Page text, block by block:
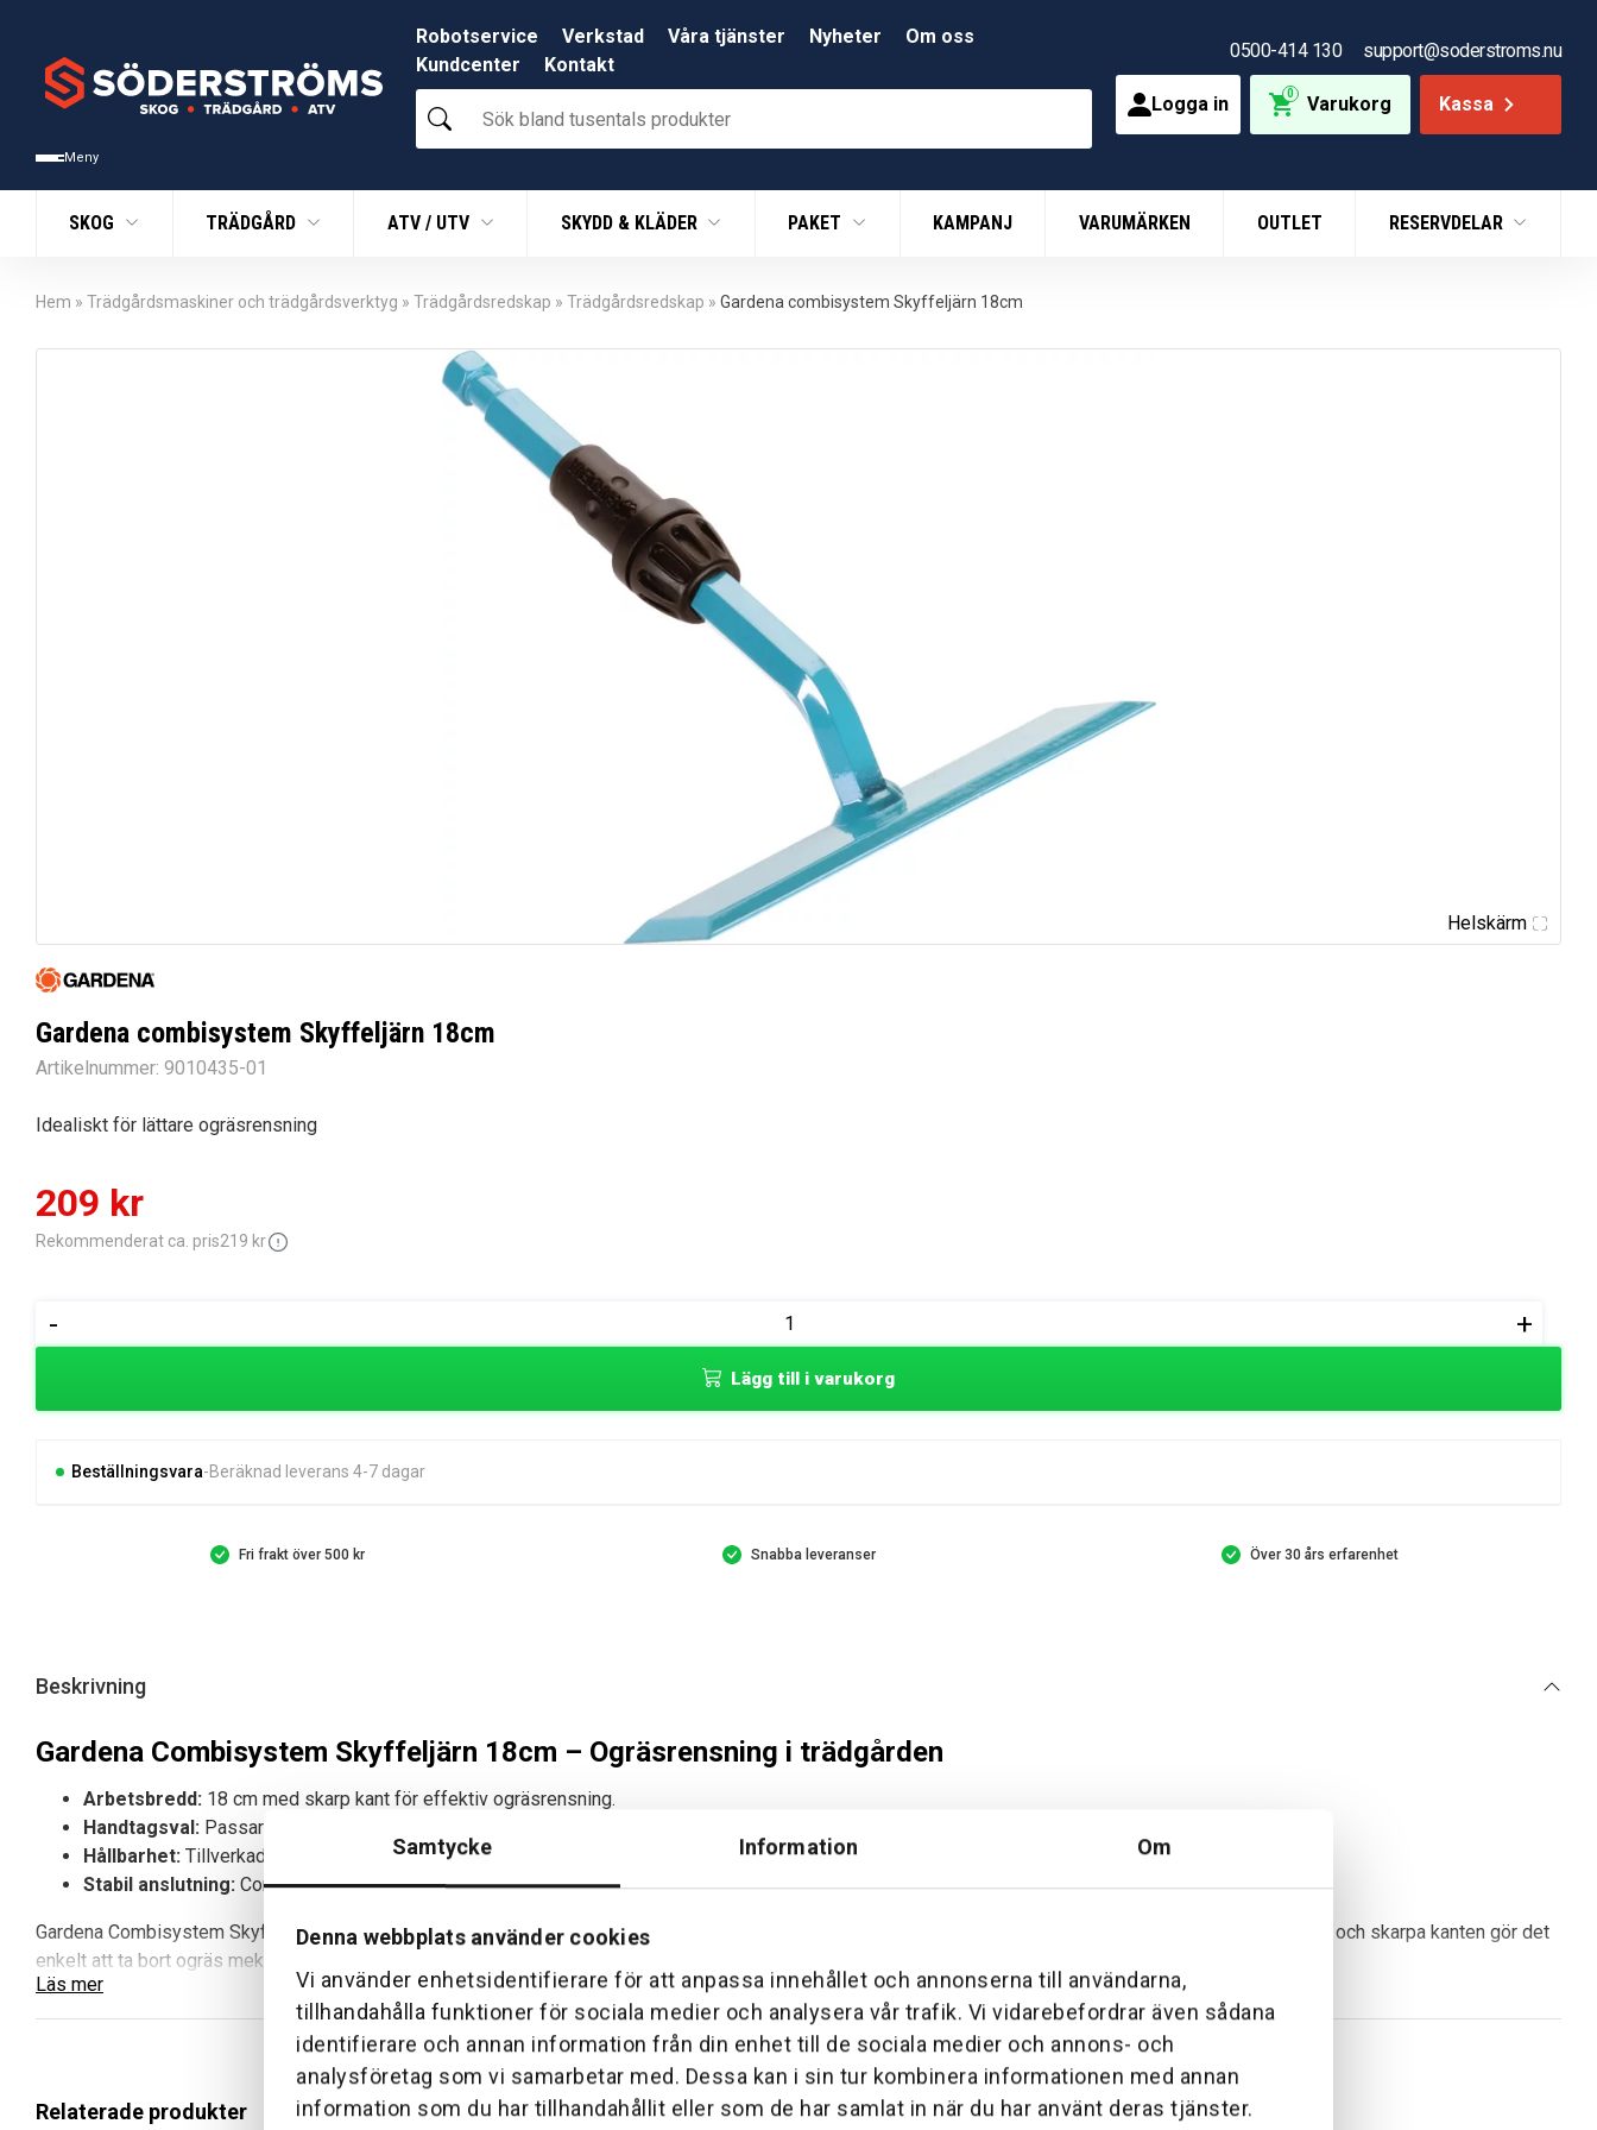
Samtycke Information Om
Denna webbplats använder cookies
Vi använder enhetsidentifierare för att anpassa innehållet och annonserna till användarna,
tillhandahålla funktioner för sociala medier och analysera vår trafik. Vi vidarebefordrar även sådana
identifierare och annan information från din enhet till de sociala medier och annons- och
analysföretag som vi samarbetar med. Dessa kan i sin tur kombinera informationen med annan
information som du har tillhandahållit eller som de har samlat in när du har använt deras tjänster.
Meny
Robotservice Verkstad Våra tjänster Nyheter
Om oss
Kundcenter
Kontakt
Sök
bland
produkter
0500-414 130 support@soderstroms.nu
Logga in 0 Varukorg Kassa
SKOG TRÄDGÅRD ATV / UTV SKYDD & KLÄDER PAKET KAMPANJ VARUMÄRKEN OUTLET RESERVDELAR
Hem » Trädgårdsmaskiner och trädgårdsverktyg » Trädgårdsredskap » Trädgårdsredskap » Gardena combisystem Skyffeljärn 18cm
Helskärm
Gardena combisystem Skyffeljärn 18cm
Artikelnummer: 9010435-01
Idealiskt för lättare ogräsrensning
Det
ursprungliga
var:
219 kr.
209 kr
Det
nuvarande
är:
209 kr.
Rekommenderat ca. pris219 kr
-
combisystem
+
Lägg till i varukorg
Beställningsvara Beräknad leverans 4-7 dagar
Fri frakt över 500 kr Snabba leveranser Över 30 års erfarenhet
Beskrivning
Gardena Combisystem Skyffeljärn 18cm – Ogräsrensning i trädgården
Arbetsbredd: 18 cm med skarp kant för effektiv ogräsrensning.
Handtagsval: Passar trä, aluminium eller ergonomiskt handtag för bekvämt arbete.
Hållbarhet: Tillverkad av kvalitetsstål med duroplastöverdrag och 25 års garanti.
Stabil anslutning: Combisystem-teknik säkerställer glappfri och pålitlig anslutning.
Gardena Combisystem Skyffeljärn 18cm är ett praktiskt verktyg för att rensa ogräs på rabatter, gångstigar och andra trädgårdsytor. Den smala arbetsbredden och skarpa kanten gör det
enkelt att ta bort ogräs mekaniskt, vilket bidrar till en välskött och kemikaliefri trädgård.
Fördelar och huvudegenskaper med Gardena Skyffeljärn 18cm
25 års garanti som säkerställer hållbarhet och pålitlighet.
Combisystem-tekniken ger en glappfri och säker anslutning mellan verktyg och skaft.
Flexibilitet:Anpassa handtaget efter behov, välj trä, aluminium eller ergonomiskt alternativ.
Läs mer
Relaterade produkter